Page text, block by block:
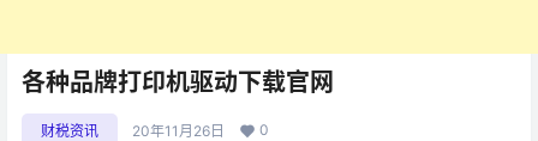
各种品牌打印机驱动下载官网
财税资讯 20年11月26日 0